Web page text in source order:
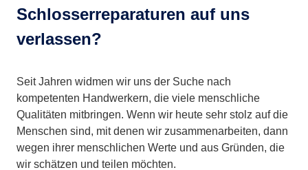
Schlosserreparaturen auf uns
verlassen?
Seit Jahren widmen wir uns der Suche nach
kompetenten Handwerkern, die viele menschliche
Qualitäten mitbringen. Wenn wir heute sehr stolz auf die
Menschen sind, mit denen wir zusammenarbeiten, dann
wegen ihrer menschlichen Werte und aus Gründen, die
wir schätzen und teilen möchten.